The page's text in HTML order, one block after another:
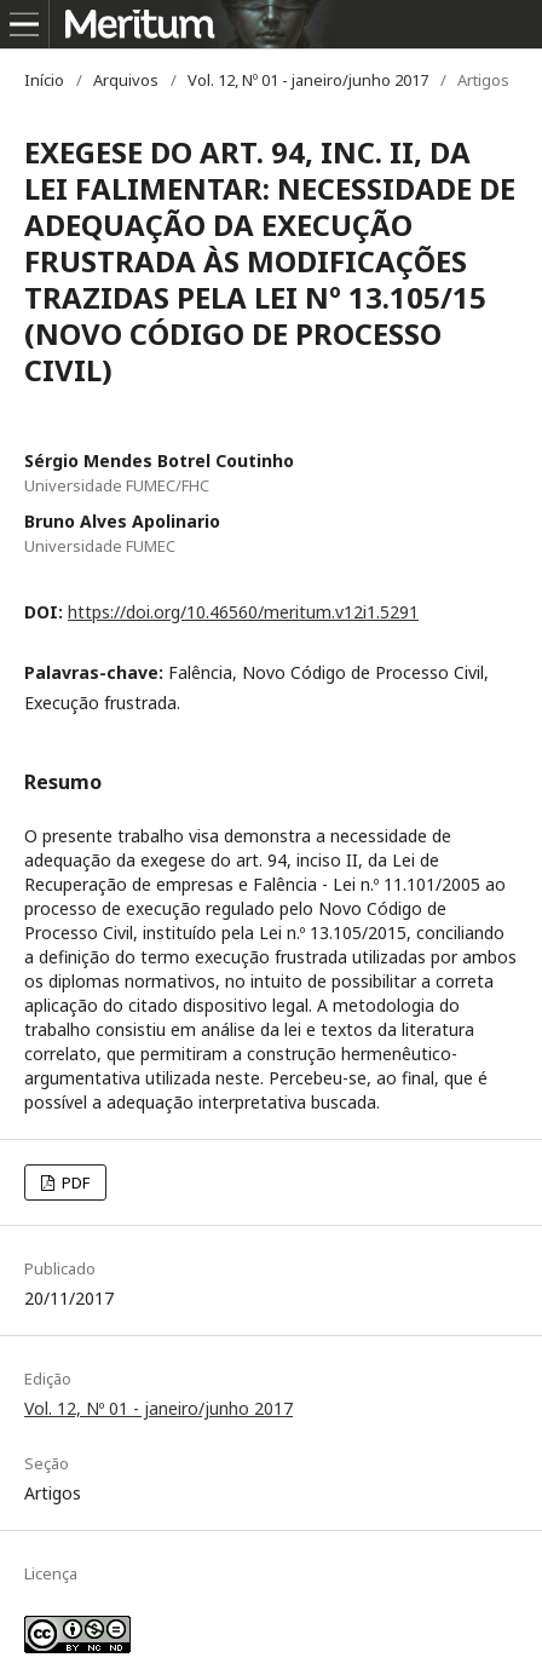
Início / Arquivos / Vol. 12, Nº 01 - janeiro/junho 2017 / Artigos
EXEGESE DO ART. 94, INC. II, DA
LEI FALIMENTAR: NECESSIDADE DE
ADEQUAÇÃO DA EXECUÇÃO
FRUSTRADA ÀS MODIFICAÇÕES
TRAZIDAS PELA LEI Nº 13.105/15
(NOVO CÓDIGO DE PROCESSO
CIVIL)
Sérgio Mendes Botrel Coutinho
Universidade FUMEC/FHC
Bruno Alves Apolinario
Universidade FUMEC
DOI: https://doi.org/10.46560/meritum.v12i1.5291
Palavras-chave: Falência, Novo Código de Processo Civil,
Execução frustrada.
Resumo
O presente trabalho visa demonstra a necessidade de
adequação da exegese do art. 94, inciso II, da Lei de
Recuperação de empresas e Falência - Lei n.º 11.101/2005 ao
processo de execução regulado pelo Novo Código de
Processo Civil, instituído pela Lei n.º 13.105/2015, conciliando
a definição do termo execução frustrada utilizadas por ambos
os diplomas normativos, no intuito de possibilitar a correta
aplicação do citado dispositivo legal. A metodologia do
trabalho consistiu em análise da lei e textos da literatura
correlato, que permitiram a construção hermenêutico-
argumentativa utilizada neste. Percebeu-se, ao final, que é
possível a adequação interpretativa buscada.
PDF
Publicado
20/11/2017
Edição
Vol. 12, Nº 01 - janeiro/junho 2017
Seção
Artigos
Licença